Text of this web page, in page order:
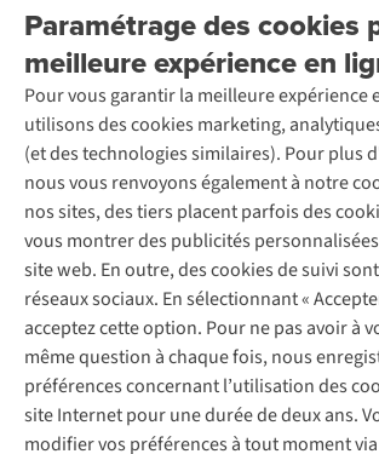
Paramétrage des cookies
meilleure expérience en
Pour vous garantir la meilleure expérience
utilisons des cookies marketing,
(et des technologies similaires). Pour plus
nous vous renvoyons également à notre
nos sites, des tiers placent parfois des
vous montrer des publicités
site web. En outre, des cookies de suivi
réseaux sociaux. En sélectionnant «
acceptez cette option. Pour ne pas avoir à
même question à chaque fois, nous
préférences concernant l’utilisation des
site Internet pour une durée de deux ans.
modifier vos préférences à tout moment
Rétractation d'une commande
Entretien & réparations
Garantie
Contactez-nous
À propos d’Ayacucho
Nos magasins
À propos d’A.S.Adventure
Déclaration d'accessibilité
Location / Location sports d’hiver
Entretien de ski
Service de lavage
Entretien de chaussures
Réparation de chaussures
Réparation de vêtements
Retouches
Pour les entreprises
Découvrez
A.S.Magazine
Explore Camp
Gear Check
Expertise & conseils
Abonnez-vous à la newsletter
Suivez-nous
Mentions légales
Politique de